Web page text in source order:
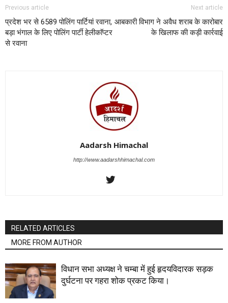
Previous article
प्रदेश भर से 6589 पोलिंग पार्टियां रवाना,
बड़ा भंगाल के लिए पोलिंग पार्टी हेलीकाॅप्टर
से रवाना
Next article
आबकारी विभाग ने अवैध शराब के कारोबार
के खिलाफ की कड़ी कार्रवाई
Aadarsh Himachal
http://www.aadarshhimachal.com
RELATED ARTICLES
MORE FROM AUTHOR
विधान सभा अध्यक्ष ने चम्बा में हुई हृदयविदारक सड़क
दुर्घटना पर गहरा शोक प्रकट किया।